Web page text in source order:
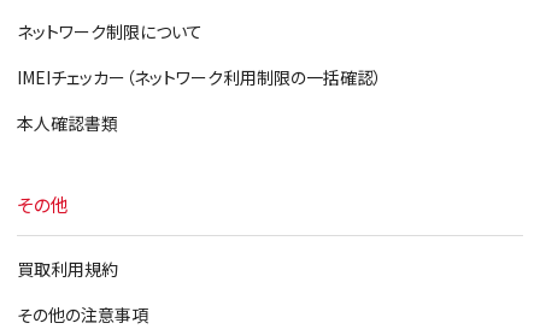
ネットワーク制限について
IMEIチェッカー（ネットワーク利用制限の一括確認）
本人確認書類
その他
買取利用規約
その他の注意事項